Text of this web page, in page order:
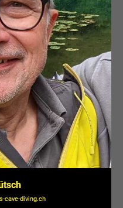
cave-diving.ch